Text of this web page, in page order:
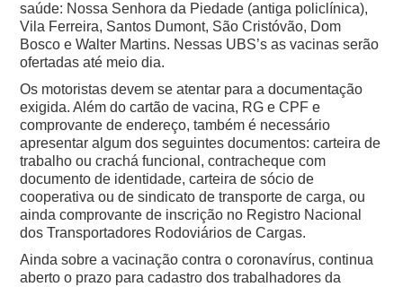
saúde: Nossa Senhora da Piedade (antiga policlínica),
Vila Ferreira, Santos Dumont, São Cristóvão, Dom
Bosco e Walter Martins. Nessas UBS’s as vacinas serão
ofertadas até meio dia.
Os motoristas devem se atentar para a documentação
exigida. Além do cartão de vacina, RG e CPF e
comprovante de endereço, também é necessário
apresentar algum dos seguintes documentos: carteira de
trabalho ou crachá funcional, contracheque com
documento de identidade, carteira de sócio de
cooperativa ou de sindicato de transporte de carga, ou
ainda comprovante de inscrição no Registro Nacional
dos Transportadores Rodoviários de Cargas.
Ainda sobre a vacinação contra o coronavírus, continua
aberto o prazo para cadastro dos trabalhadores da